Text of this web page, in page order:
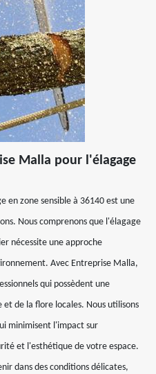
Malla pour l'élagage
en zone sensible à 36140 est une
Nous comprenons que l'élagage
nécessite une approche
Avec Entreprise Malla,
qui possèdent une
de la flore locales. Nous utilisons
minimisent l'impact sur
et l'esthétique de votre espace.
dans des conditions délicates,